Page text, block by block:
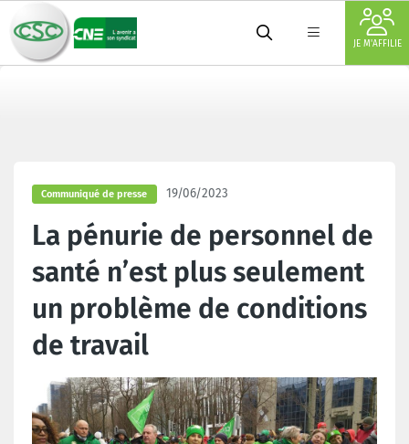
JE M'AFFILIE
Communiqué de presse 19/06/2023
La pénurie de personnel de
santé n’est plus seulement
un problème de conditions
de travail